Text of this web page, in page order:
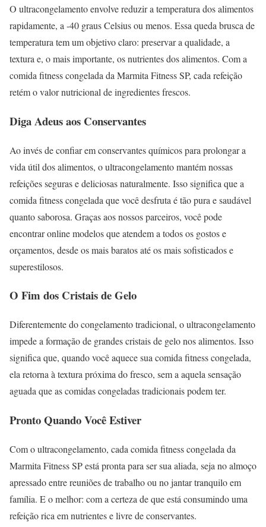
O ultracongelamento envolve reduzir a temperatura dos alimentos
rapidamente, a -40 graus Celsius ou menos. Essa queda brusca de
temperatura tem um objetivo claro: preservar a qualidade, a
textura e, o mais importante, os nutrientes dos alimentos. Com a
comida fitness congelada da Marmita Fitness SP, cada refeição
retém o valor nutricional de ingredientes frescos.
Diga Adeus aos Conservantes
Ao invés de confiar em conservantes químicos para prolongar a
vida útil dos alimentos, o ultracongelamento mantém nossas
refeições seguras e deliciosas naturalmente. Isso significa que a
comida fitness congelada que você desfruta é tão pura e saudável
quanto saborosa. Graças aos nossos parceiros, você pode
encontrar online modelos que atendem a todos os gostos e
orçamentos, desde os mais baratos até os mais sofisticados e
superestilosos.
O Fim dos Cristais de Gelo
Diferentemente do congelamento tradicional, o ultracongelamento
impede a formação de grandes cristais de gelo nos alimentos. Isso
significa que, quando você aquece sua comida fitness congelada,
ela retorna à textura próxima do fresco, sem a aquela sensação
aguada que as comidas congeladas tradicionais podem ter.
Pronto Quando Você Estiver
Com o ultracongelamento, cada comida fitness congelada da
Marmita Fitness SP está pronta para ser sua aliada, seja no almoço
apressado entre reuniões de trabalho ou no jantar tranquilo em
família. E o melhor: com a certeza de que está consumindo uma
refeição rica em nutrientes e livre de conservantes.